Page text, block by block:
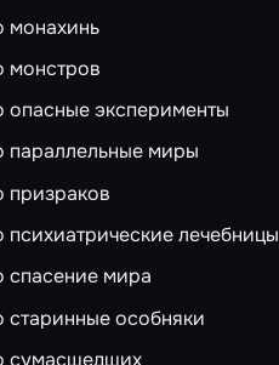
монахинь
монстров
опасные эксперименты
параллельные миры
призраков
психиатрические лечебницы
спасение мира
старинные особняки
сумасшедших